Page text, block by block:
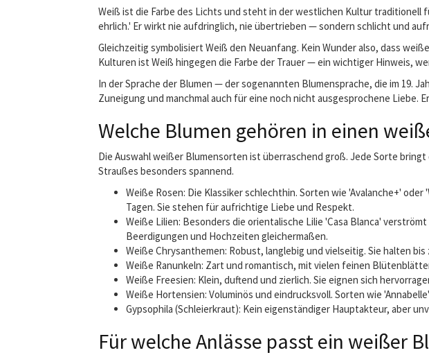
Weiß ist die Farbe des Lichts und steht in der westlichen Kultur
ehrlich.' Er wirkt nie aufdringlich, nie übertrieben — sondern schlicht und
Gleichzeitig symbolisiert Weiß den Neuanfang. Kein Wunder also, dass
Kulturen ist Weiß hingegen die Farbe der Trauer — ein wichtiger Hinweis,
In der Sprache der Blumen — der sogenannten Blumensprache, die im 19.
Zuneigung und manchmal auch für eine noch nicht ausgesprochene Liebe.
Welche Blumen gehören in einen
Die Auswahl weißer Blumensorten ist überraschend groß. Jede Sorte
Straußes besonders spannend.
Weiße Rosen: Die Klassiker schlechthin. Sorten wie 'Avalanche+'
Tagen. Sie stehen für aufrichtige Liebe und Respekt.
Weiße Lilien: Besonders die orientalische Lilie 'Casa Blanca'
Beerdigungen und Hochzeiten gleichermaßen.
Weiße Chrysanthemen: Robust, langlebig und vielseitig. Sie halten
Weiße Ranunkeln: Zart und romantisch, mit vielen feinen
Weiße Freesien: Klein, duftend und zierlich. Sie eignen sich
Weiße Hortensien: Voluminös und eindrucksvoll. Sorten wie
Gypsophila (Schleierkraut): Kein eigenständiger Hauptakteur, aber
Für welche Anlässe passt ein weißer